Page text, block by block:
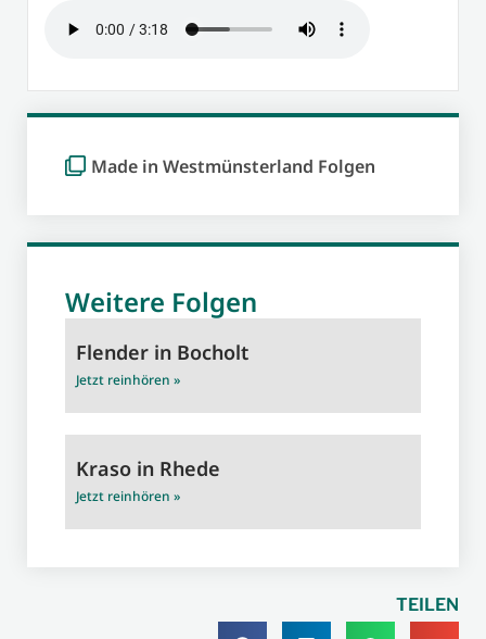
Made in Westmünsterland Folgen
Weitere Folgen
Flender in Bocholt
Jetzt reinhören »
Kraso in Rhede
Jetzt reinhören »
TEILEN